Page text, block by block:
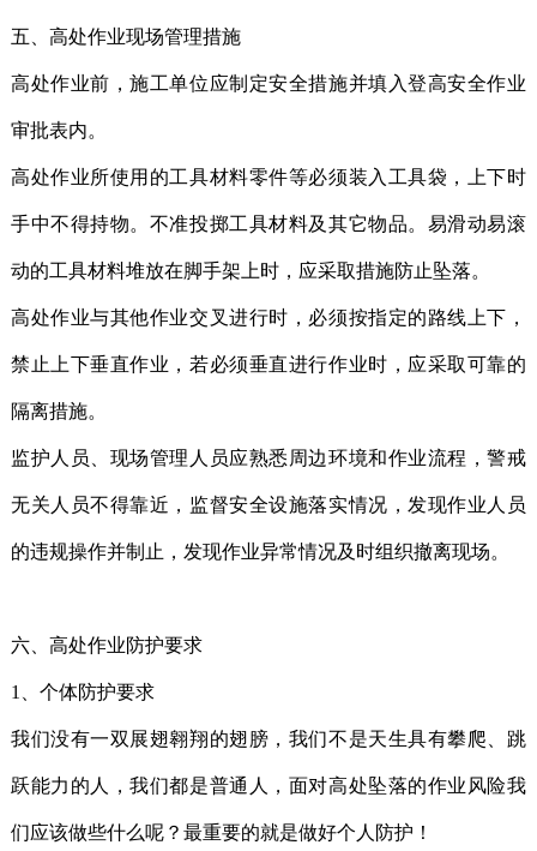
五、高处作业现场管理措施
高处作业前，施工单位应制定安全措施并填入登高安全作业
审批表内。
高处作业所使用的工具材料零件等必须装入工具袋，上下时
手中不得持物。不准投掷工具材料及其它物品。易滑动易滚
动的工具材料堆放在脚手架上时，应采取措施防止坠落。
高处作业与其他作业交叉进行时，必须按指定的路线上下，
禁止上下垂直作业，若必须垂直进行作业时，应采取可靠的
隔离措施。
监护人员、现场管理人员应熟悉周边环境和作业流程，警戒
无关人员不得靠近，监督安全设施落实情况，发现作业人员
的违规操作并制止，发现作业异常情况及时组织撤离现场。
六、高处作业防护要求
1、个体防护要求
我们没有一双展翅翱翔的翅膀，我们不是天生具有攀爬、跳
跃能力的人，我们都是普通人，面对高处坠落的作业风险我
们应该做些什么呢？最重要的就是做好个人防护！